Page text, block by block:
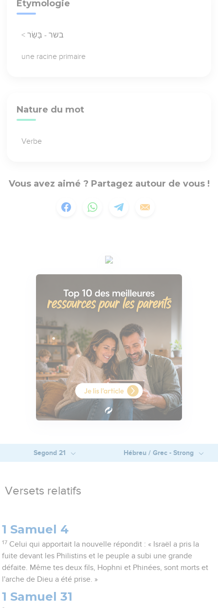
Étymologie
< בשר - בָּשַׂר
une racine primaire
Nature du mot
Verbe
Vous avez aimé ? Partagez autour de vous !
Segond 21 Hébreu / Grec - Strong
Versets relatifs
1 Samuel 4
17 Celui qui apportait la nouvelle répondit : « Israël a pris la
fuite devant les Philistins et le peuple a subi une grande
défaite. Même tes deux fils, Hophni et Phinées, sont morts et
l'arche de Dieu a été prise. »
1 Samuel 31